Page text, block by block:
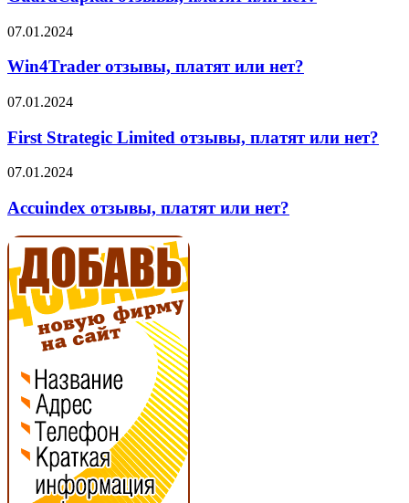
или
нет?
Win4Trader
платят
нет?
07.01.2024
Win4Trader отзывы, платят или нет?
First
Limited
отзывы,
платят
нет?
07.01.2024
First Strategic Limited отзывы, платят или нет?
Accuindex
платят
или
нет?
07.01.2024
Accuindex отзывы, платят или нет?